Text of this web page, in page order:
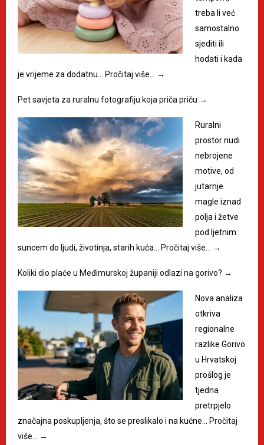
treba li već
samostalno
sjediti ili
hodati i kada
je vrijeme za dodatnu…
Pročitaj više… →
Pet savjeta za ruralnu fotografiju koja priča priču →
Ruralni
prostor nudi
nebrojene
motive, od
jutarnje
magle iznad
polja i žetve
pod ljetnim
suncem do ljudi, životinja, starih kuća…
Pročitaj više… →
Koliki dio plaće u Međimurskoj županiji odlazi na gorivo? →
Nova analiza
otkriva
regionalne
razlike Gorivo
u Hrvatskoj
prošlog je
tjedna
pretrpjelo
značajna poskupljenja, što se preslikalo i na kućne…
Pročitaj
više…
→